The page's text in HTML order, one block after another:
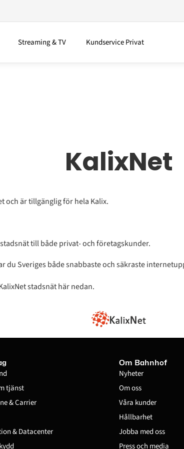
Streaming & TV Kundservice Privat
KalixNet
och är tillgänglig för hela Kalix.
till både privat- och företagskunder.
du Sveriges både snabbaste och säkraste
stadsnät här nedan.
tjänst
& Carrier
& Datacenter
Om Bahnhof
Nyheter
Om oss
Våra kunder
Hållbarhet
Jobba med oss
Press och media